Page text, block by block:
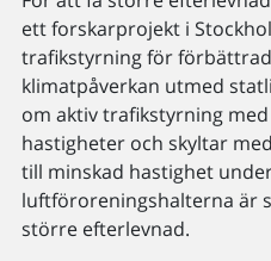
ett forskarprojekt i
trafikstyrning för
klimatpåverkan utmed
om aktiv trafikstyrning
hastigheter och skyltar
till minskad hastighet
luftföroreningshalterna är
större efterlevnad.